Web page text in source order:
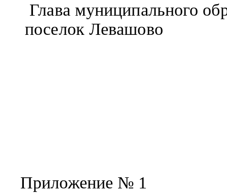
Глава муниципального
поселок
Приложение № 1